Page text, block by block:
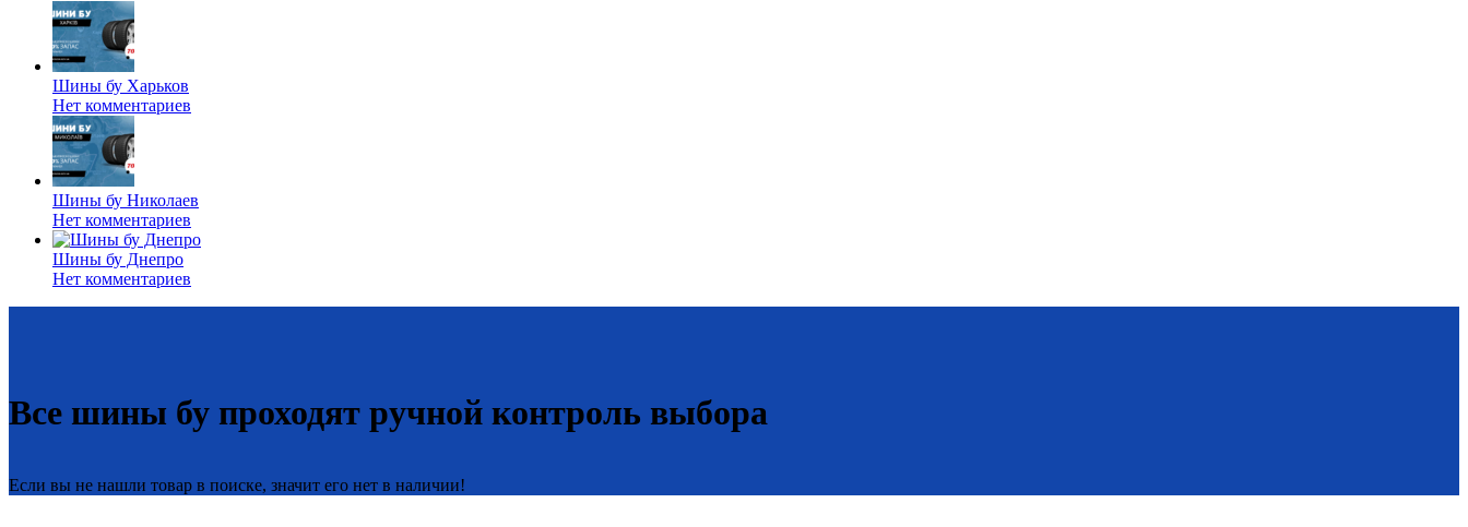
Шины бу Харьков
Нет комментариев
Шины бу Николаев
Нет комментариев
Шины бу Днепро
Нет комментариев
Все шины бу проходят ручной контроль выбора
Если вы не нашли товар в поиске, значит его нет в наличии!